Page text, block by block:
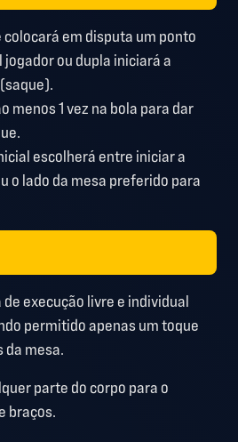
colocará em disputa um ponto
jogador ou dupla iniciará a
menos 1 vez na bola para dar
escolherá entre iniciar a
o lado da mesa preferido para
de execução livre e individual
permitido apenas um toque
da mesa.
parte do corpo para o
braços.